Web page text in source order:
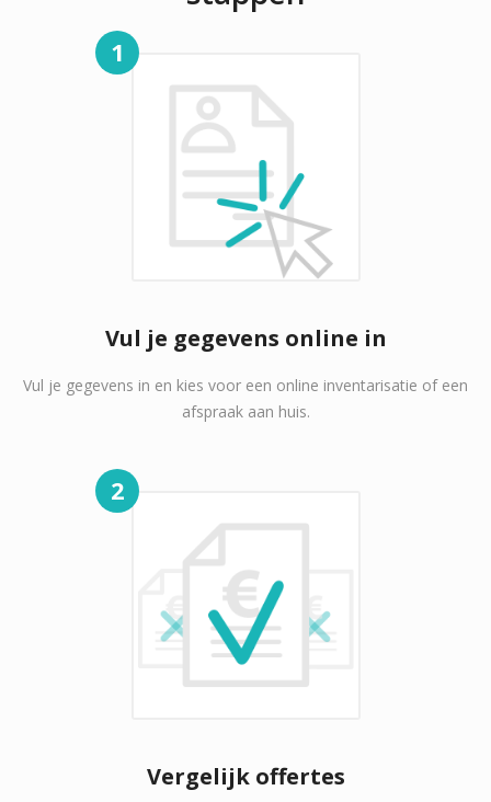
1
Vul je gegevens online in
Vul je gegevens in en kies voor een online inventarisatie of een
afspraak aan huis.
2
Vergelijk offertes